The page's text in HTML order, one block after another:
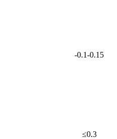
-0.1-0.15
≤0.3